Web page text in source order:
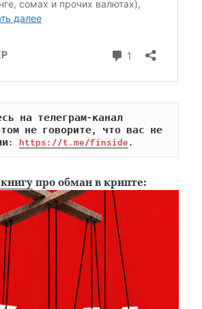
на телеграм-канал
не говорите, что вас не
https://t.me/finside.
про обман в крипте: